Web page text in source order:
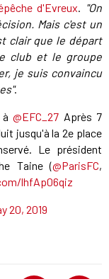
d'Evreux. "On
Mais c'est un
clair que le départ
club et le groupe
je suis convaincu
.
à@EFC_27 Après 7
jusqu'à la 2e place
Le président
Taine (@ParisFC,
lhfAp06qiz
20, 2019